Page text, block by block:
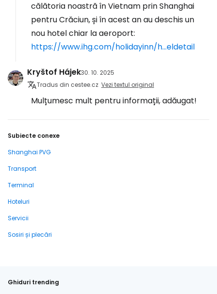
călătoria noastră în Vietnam prin Shanghai
pentru Crăciun, și în acest an au deschis un
nou hotel chiar la aeroport:
https://www.ihg.com/holidayinn/h...eldetail
Kryštof Hájek30. 10. 2025
Tradus din cestee.cz Vezi textul original
Mulțumesc mult pentru informații, adăugat!
Subiecte conexe
Shanghai PVG
Transport
Terminal
Hoteluri
Servicii
Sosiri și plecări
Ghiduri trending